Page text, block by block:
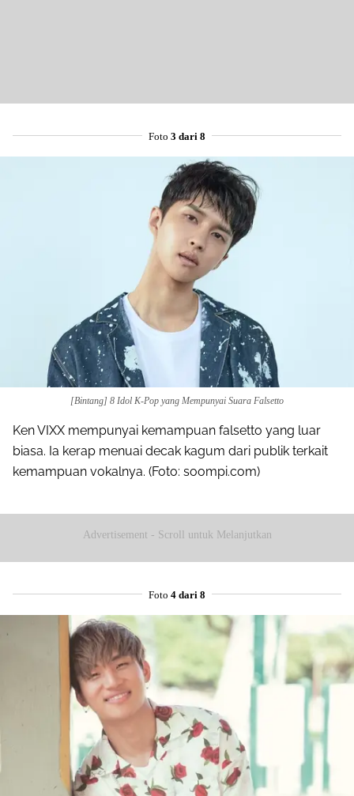
Foto 3 dari 8
[Bintang] 8 Idol K-Pop yang Mempunyai Suara Falsetto
Ken VIXX mempunyai kemampuan falsetto yang luar
biasa. Ia kerap menuai decak kagum dari publik terkait
kemampuan vokalnya. (Foto: soompi.com)
Advertisement - Scroll untuk Melanjutkan
Foto 4 dari 8